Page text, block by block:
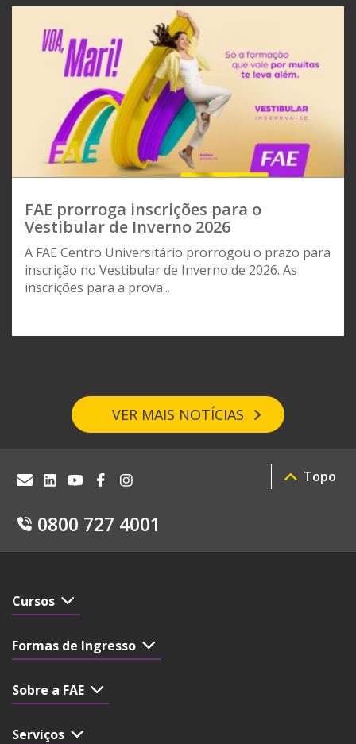
FAE prorroga inscrições para o
Vestibular de Inverno 2026
A FAE Centro Universitário prorrogou o prazo para
inscrição no Vestibular de Inverno de 2026. As
inscrições para a prova...
VER MAIS NOTÍCIAS
0800 727 4001
Topo
Cursos
Formas de Ingresso
Sobre a FAE
Serviços